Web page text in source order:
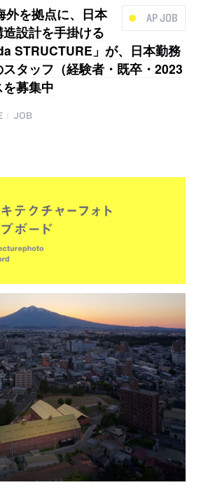
AP JOB
外を拠点に、日本
設計を手掛ける
STRUCTURE」が、日本勤務
スタッフ（経験者・既卒・2023
募集中
JOB